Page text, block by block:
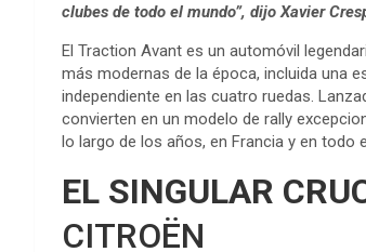
clubes de todo el mundo”, dijo Xavier
El Traction Avant es un automóvil
más modernas de la época, incluida una
independiente en las cuatro ruedas.
convierten en un modelo de rally
lo largo de los años, en Francia y en todo
EL SINGULAR
CITROËN